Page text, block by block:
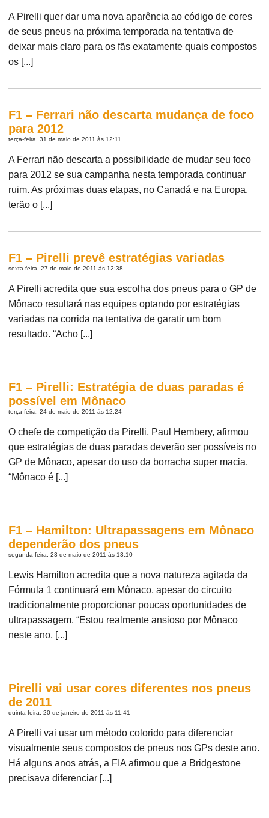
A Pirelli quer dar uma nova aparência ao código de cores
de seus pneus na próxima temporada na tentativa de
deixar mais claro para os fãs exatamente quais compostos
os [...]
F1 – Ferrari não descarta mudança de foco
para 2012
terça-feira, 31 de maio de 2011 às 12:11
A Ferrari não descarta a possibilidade de mudar seu foco
para 2012 se sua campanha nesta temporada continuar
ruim. As próximas duas etapas, no Canadá e na Europa,
terão o [...]
F1 – Pirelli prevê estratégias variadas
sexta-feira, 27 de maio de 2011 às 12:38
A Pirelli acredita que sua escolha dos pneus para o GP de
Mônaco resultará nas equipes optando por estratégias
variadas na corrida na tentativa de garatir um bom
resultado. “Acho [...]
F1 – Pirelli: Estratégia de duas paradas é
possível em Mônaco
terça-feira, 24 de maio de 2011 às 12:24
O chefe de competição da Pirelli, Paul Hembery, afirmou
que estratégias de duas paradas deverão ser possíveis no
GP de Mônaco, apesar do uso da borracha super macia.
“Mônaco é [...]
F1 – Hamilton: Ultrapassagens em Mônaco
dependerão dos pneus
segunda-feira, 23 de maio de 2011 às 13:10
Lewis Hamilton acredita que a nova natureza agitada da
Fórmula 1 continuará em Mônaco, apesar do circuito
tradicionalmente proporcionar poucas oportunidades de
ultrapassagem. “Estou realmente ansioso por Mônaco
neste ano, [...]
Pirelli vai usar cores diferentes nos pneus
de 2011
quinta-feira, 20 de janeiro de 2011 às 11:41
A Pirelli vai usar um método colorido para diferenciar
visualmente seus compostos de pneus nos GPs deste ano.
Há alguns anos atrás, a FIA afirmou que a Bridgestone
precisava diferenciar [...]